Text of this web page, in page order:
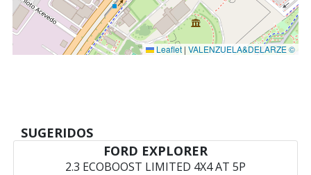
Leaflet | VALENZUELA&DELARZE ©
SUGERIDOS
FORD EXPLORER
2.3 ECOBOOST LIMITED 4X4 AT 5P